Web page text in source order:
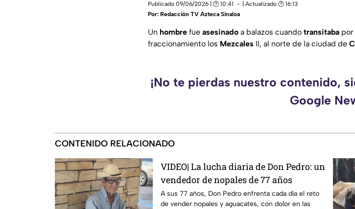
Publicado 09/06/2026 | 🕑 10:41
| Actualizado 🕑 16:13
Por: Redacción TV Azteca Sinaloa
Un hombre fue asesinado a balazos cuando transitaba por
fraccionamiento los Mezcales II, al norte de la ciudad de
¡No te pierdas nuestro contenido,
Google
CONTENIDO RELACIONADO
VIDEO| La lucha diaria de Don Pedro: un
vendedor de nopales de 77 años
A sus 77 años, Don Pedro enfrenta cada día el reto
de vender nopales y aguacates, con dolor en las